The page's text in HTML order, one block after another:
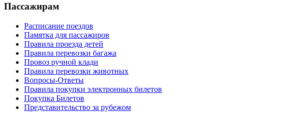
Пассажирам
Расписание поездов
Памятка для пассажиров
Правила проезда детей
Правила перевозки багажа
Провоз ручной клади
Правила перевозки животных
Вопросы-Ответы
Правила покупки электронных билетов
Покупка Билетов
Представительство за рубежом